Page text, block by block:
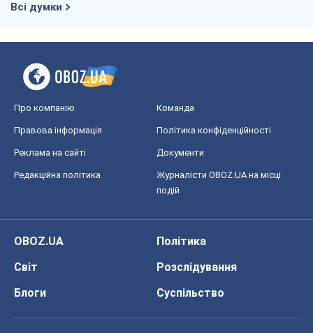
Всі думки
Про компанію Команда
Правова інформація Політика конфіденційності
Реклама на сайті Документи
Редакційна політика
Журналісти OBOZ.UA на місці
подій
OBOZ.UA
Політика
Світ
Розслідування
Блоги
Суспільство